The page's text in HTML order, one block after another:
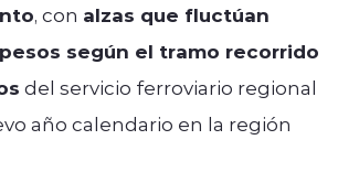
, con alzas que fluctúan
según el tramo recorrido
del servicio ferroviario regional
año calendario en la región